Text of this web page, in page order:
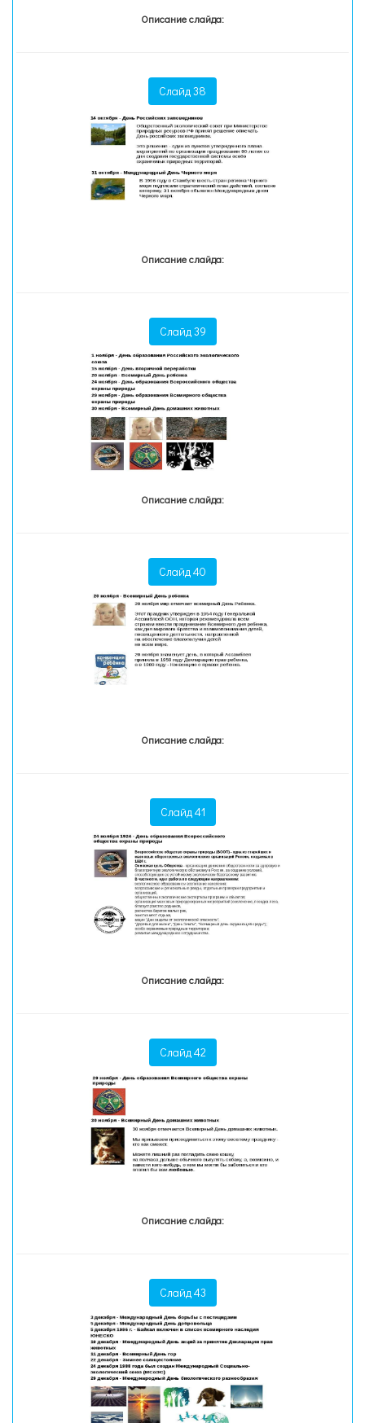
Описание слайда:
Слайд 38
Описание слайда:
Слайд 39
Описание слайда:
Слайд 40
Описание слайда:
Слайд 41
Описание слайда:
Слайд 42
Описание слайда:
Слайд 43